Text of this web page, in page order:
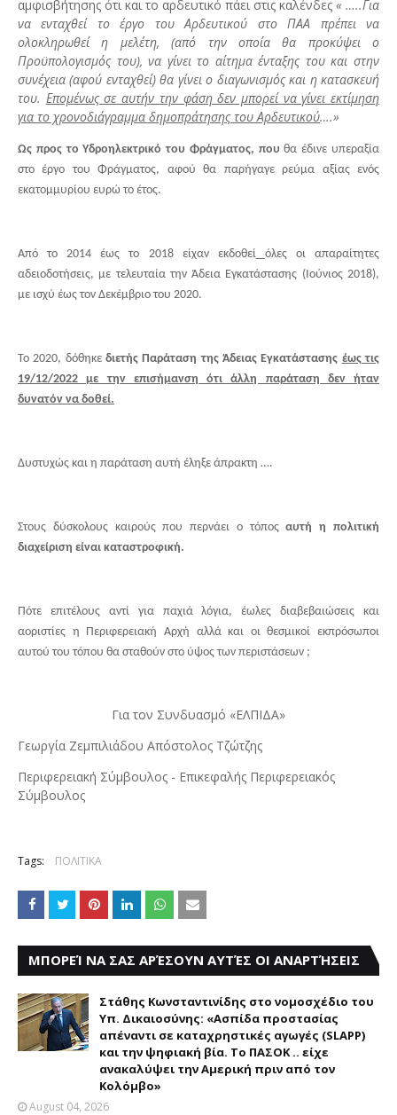
αμφισβήτησης ότι και το αρδευτικό πάει στις καλένδες « …..Για
να ενταχθεί το έργο του Αρδευτικού στο ΠΑΑ πρέπει να
ολοκληρωθεί η μελέτη, (από την οποία θα προκύψει ο
Προϋπολογισμός του), να γίνει το αίτημα ένταξης του και στην
συνέχεια (αφού ενταχθεί) θα γίνει ο διαγωνισμός και η κατασκευή
του. Επομένως σε αυτήν την φάση δεν μπορεί να γίνει εκτίμηση
για το χρονοδιάγραμμα δημοπράτησης του Αρδευτικού….»
Ως προς το Υδροηλεκτρικό του Φράγματος, πουθα έδινε υπεραξία
στο έργο του Φράγματος, αφού θα παρήγαγε ρεύμα αξίας ενός
εκατομμυρίου ευρώ το έτος.
Από το 2014 έως το 2018 είχαν εκδοθεί
όλες οι απαραίτητες
αδειοδοτήσεις, με τελευταία την Άδεια Εγκατάστασης (Ιούνιος 2018),
με ισχύ έως τον Δεκέμβριο του 2020.
Το 2020, δόθηκε διετής Παράταση της Άδειας Εγκατάστασης έως τις
19/12/2022 με την επισήμανση ότι άλλη παράταση δεν ήταν
δυνατόν να δοθεί.
Δυστυχώς και η παράταση αυτή έληξε άπρακτη ….
Στους δύσκολους καιρούς που περνάει ο τόποςαυτή η πολιτική
διαχείριση είναι καταστροφική.
Πότε επιτέλους αντί για παχιά λόγια, έωλες διαβεβαιώσεις και
αοριστίες η Περιφερειακή Αρχή αλλά και οι θεσμικοί εκπρόσωποι
αυτού του τόπου θα σταθούν στο ύψος των περιστάσεων ;
Για τον Συνδυασμό «ΕΛΠΙΔΑ»
Γεωργία Ζεμπιλιάδου Απόστολος Τζώτζης
Περιφερειακή Σύμβουλος - Επικεφαλής Περιφερειακός
Σύμβουλος
Tags: ΠΟΛΙΤΙΚΑ
ΜΠΟΡΕΊ ΝΑ ΣΑΣ ΑΡΈΣΟΥΝ ΑΥΤΈΣ ΟΙ ΑΝΑΡΤΉΣΕΙΣ
Στάθης Κωνσταντινίδης στο νομοσχέδιο του
Υπ. Δικαιοσύνης: «Ασπίδα προστασίας
απέναντι σε καταχρηστικές αγωγές (SLAPP)
και την ψηφιακή βία. Το ΠΑΣΟΚ .. είχε
ανακαλύψει την Αμερική πριν από τον
Κολόμβο»
August 04, 2026